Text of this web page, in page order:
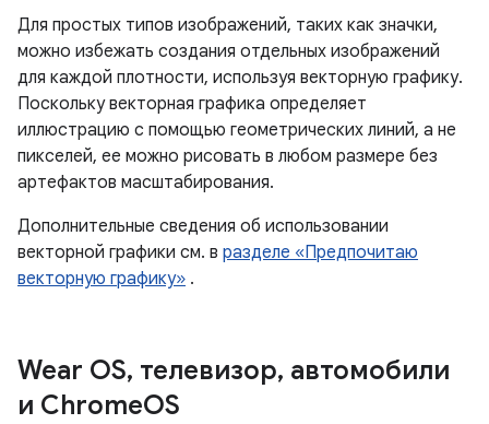
Для простых типов изображений, таких как значки,
можно избежать создания отдельных изображений
для каждой плотности, используя векторную графику.
Поскольку векторная графика определяет
иллюстрацию с помощью геометрических линий, а не
пикселей, ее можно рисовать в любом размере без
артефактов масштабирования.
Дополнительные сведения об использовании
векторной графики см. в разделе «Предпочитаю
векторную графику» .
Wear OS, телевизор, автомобили
и ChromeOS